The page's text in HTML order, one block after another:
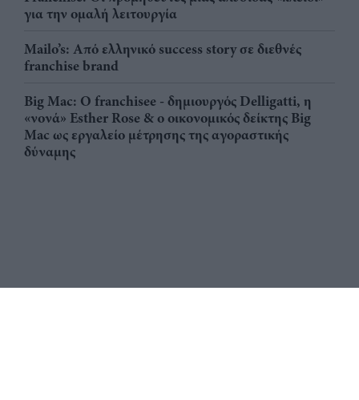
για την ομαλή λειτουργία
Mailo’s: Από ελληνικό success story σε διεθνές
franchise brand
Big Mac: Ο franchisee - δημιουργός Delligatti, η
«νονά» Esther Rose & ο οικονομικός δείκτης Big
Mac ως εργαλείο μέτρησης της αγοραστικής
δύναμης